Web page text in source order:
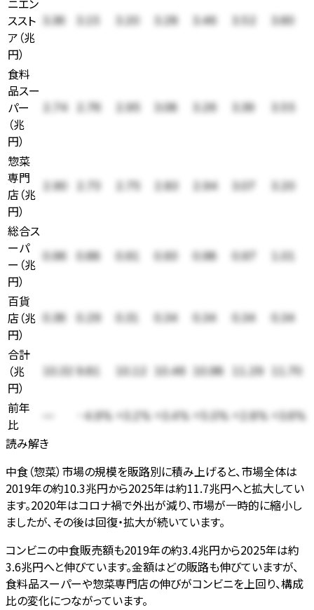
ニエン
ススト
ア （兆
円）
3.36 3.20 3.28 3.46 3.60
食料
品スー
パー
（兆
円）
2.74 2.76 2.95 3.08 3.26 3.39
惣菜
専門
店（兆
円）
2.90 2.75 2.83 2.94 3.07 3.20
総合ス
ーパ
ー （兆
円）
0.96 0.88 0.91 0.93 0.98 0.97 1.01
百貨
店（兆
円）
0.36 0.29 0.31 0.34 0.34 0.34 0.34
合計
（兆
円）
10.32 9.81 10.12 10.46 10.98 11.29 11.70
前年
比
-4.9% +3.2% +3.4% +5.0% +2.8% +3.6%
読み解き
中食（惣菜）市場の規模を販路別に積み上げると、市場全体は
2019年の約10.3兆円から2025年は約11.7兆円へと拡大してい
ます。2020年はコロナ禍で外出が減り、市場が一時的に縮小し
ましたが、その後は回復・拡大が続いています。
コンビニの中食販売額も2019年の約3.4兆円から2025年は約
3.6兆円へと伸びています。金額はどの販路も伸びていますが、
食料品スーパーや惣菜専門店の伸びがコンビニを上回り、構成
比の変化につながっています。